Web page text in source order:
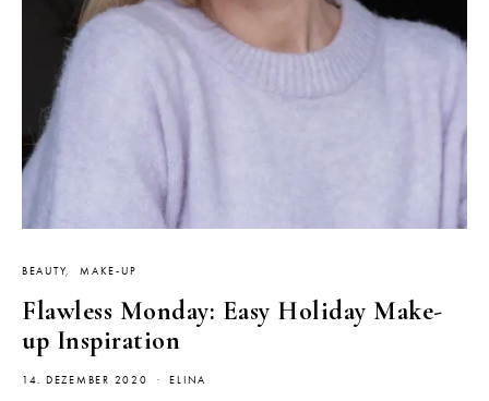
BEAUTY MAKE-UP
Flawless Monday: Easy Holiday Make-
up Inspiration
14. DEZEMBER 2020 ELINA